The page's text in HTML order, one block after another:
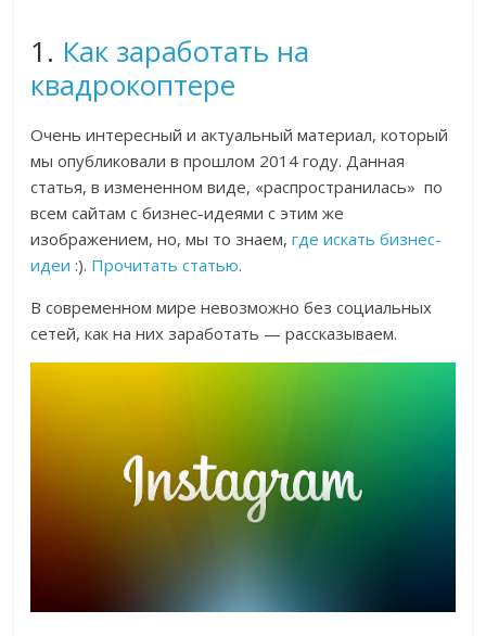
1. Как заработать на
квадрокоптере
Очень интересный и актуальный материал, который
мы опубликовали в прошлом 2014 году. Данная
статья, в измененном виде, «распространилась» по
всем сайтам с бизнес-идеями с этим же
изображением, но, мы то знаем,где искать бизнес-
идеи :). Прочитать статью.
В современном мире невозможно без социальных
сетей, как на них заработать — рассказываем.